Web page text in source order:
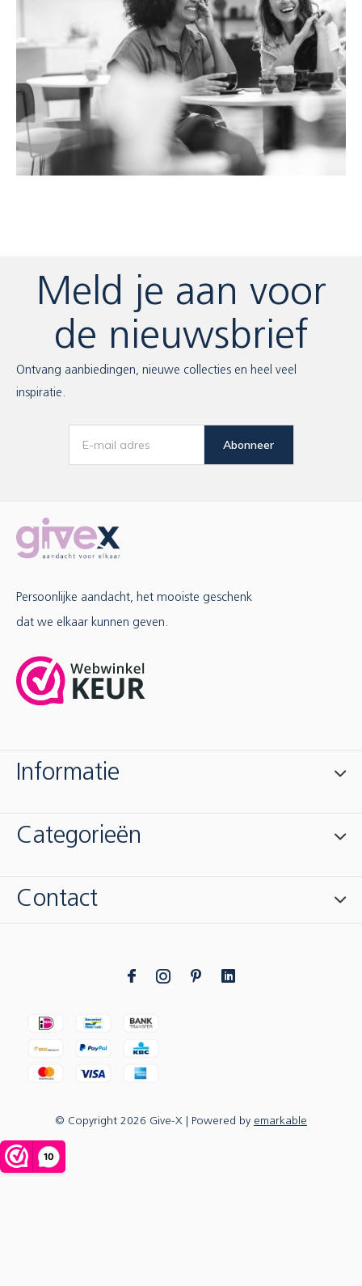
Meld je aan voor
de nieuwsbrief
Ontvang aanbiedingen, nieuwe collecties en heel veel
inspiratie.
Abonneer
Persoonlijke aandacht, het mooiste geschenk
dat we elkaar kunnen geven.
Informatie
Categorieën
Contact
© Copyright 2026 Give-X | Powered by emarkable